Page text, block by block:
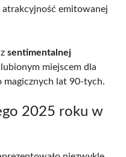
emitowanej
sentimentalnej
miejscem dla
lat 90-tych.
2025 roku w